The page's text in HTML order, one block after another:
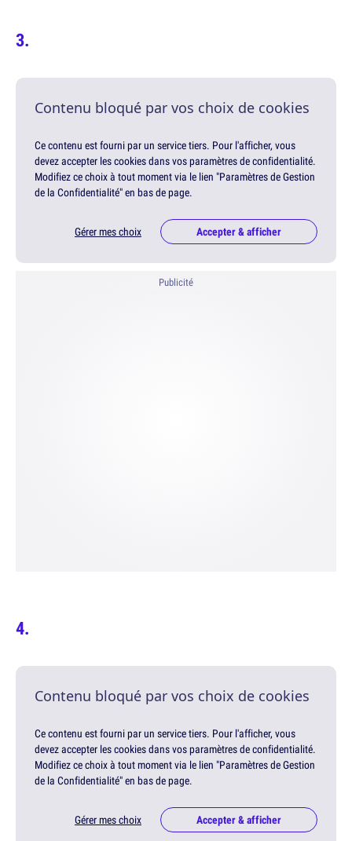
Contenu bloqué par vos choix de cookies
Ce contenu est fourni par un service tiers. Pour l'afficher, vous
devez accepter les cookies dans vos paramètres de confidentialité.
Modifiez ce choix à tout moment via le lien "Paramètres de Gestion
de la Confidentialité" en bas de page.
Gérer mes choix Accepter & afficher
Publicité
Contenu bloqué par vos choix de cookies
Ce contenu est fourni par un service tiers. Pour l'afficher, vous
devez accepter les cookies dans vos paramètres de confidentialité.
Modifiez ce choix à tout moment via le lien "Paramètres de Gestion
de la Confidentialité" en bas de page.
Gérer mes choix Accepter & afficher